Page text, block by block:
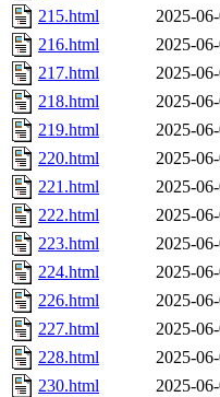
215.html
2025-
216.html
2025-
217.html
2025-
218.html
2025-
219.html
2025-
220.html
2025-
221.html
2025-
222.html
2025-
223.html
2025-
224.html
2025-
226.html
2025-
227.html
2025-
228.html
2025-
230.html
2025-